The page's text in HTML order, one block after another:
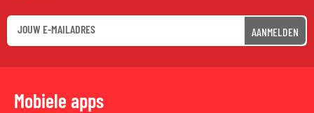
AANMELDEN
Mobiele apps